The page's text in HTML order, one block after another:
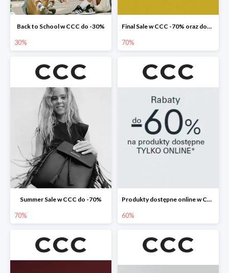
Back to School w CCC do -30%
30%
Final Sale w CCC -70% oraz dodatkowe -30%
70%
Summer Sale w CCC do -70%
70%
Produkty dostępne online w CCC do -60%
60%